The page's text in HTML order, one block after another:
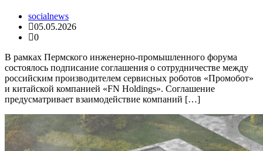
socialnews
05.05.2026
0
В рамках Пермского инженерно-промышленного форума
состоялось подписание соглашения о сотрудничестве между
российским производителем сервисных роботов «Промобот»
и китайской компанией «FN Holdings». Соглашение
предусматривает взаимодействие компаний […]